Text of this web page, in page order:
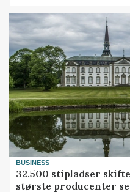
BUSINESS
32.500 stipladser
største producenter